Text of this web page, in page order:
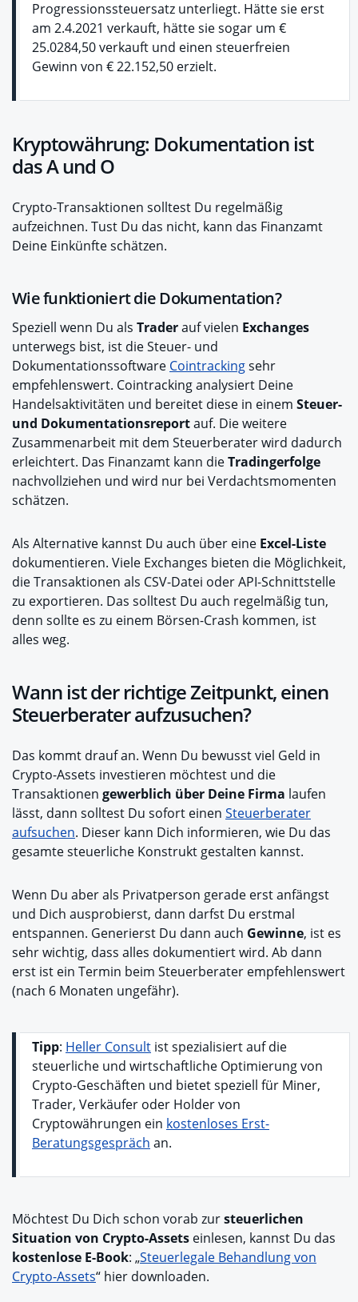
Progressionssteuersatz unterliegt. Hätte sie erst
am 2.4.2021 verkauft, hätte sie sogar um €
25.0284,50 verkauft und einen steuerfreien
Gewinn von € 22.152,50 erzielt.
Kryptowährung: Dokumentation ist
das A und O
Crypto-Transaktionen solltest Du regelmäßig
aufzeichnen. Tust Du das nicht, kann das Finanzamt
Deine Einkünfte schätzen.
Wie funktioniert die Dokumentation?
Speziell wenn Du als Traderauf vielen Exchanges
unterwegs bist, ist die Steuer- und
Dokumentationssoftware Cointrackingsehr
empfehlenswert. Cointracking analysiert Deine
Handelsaktivitäten und bereitet diese in einem Steuer-
und Dokumentationsreportauf. Die weitere
Zusammenarbeit mit dem Steuerberater wird dadurch
erleichtert. Das Finanzamt kann dieTradingerfolge
nachvollziehen und wird nur bei Verdachtsmomenten
schätzen.
Als Alternative kannst Du auch über eine Excel-Liste
dokumentieren. Viele Exchanges bieten die Möglichkeit,
die Transaktionen als CSV-Datei oder API-Schnittstelle
zu exportieren. Das solltest Du auch regelmäßig tun,
denn sollte es zu einem Börsen-Crash kommen, ist
alles weg.
Wann ist der richtige Zeitpunkt, einen
Steuerberater aufzusuchen?
Das kommt drauf an. Wenn Du bewusst viel Geld in
Crypto-Assets investieren möchtest und die
Transaktionen gewerblich über Deine Firma laufen
lässt, dann solltest Du sofort einen Steuerberater
aufsuchen. Dieser kann Dich informieren, wie Du das
gesamte steuerliche Konstrukt gestalten kannst.
Wenn Du aber als Privatperson gerade erst anfängst
und Dich ausprobierst, dann darfst Du erstmal
entspannen. Generierst Du dann auch Gewinne, ist es
sehr wichtig, dass alles dokumentiert wird. Ab dann
erst ist ein Termin beim Steuerberater empfehlenswert
(nach 6 Monaten ungefähr).
Tipp: Heller Consult ist spezialisiert auf die
steuerliche und wirtschaftliche Optimierung von
Crypto-Geschäften und bietet speziell für Miner,
Trader, Verkäufer oder Holder von
Cryptowährungen ein kostenloses Erst-
Beratungsgespräch an.
Möchtest Du Dich schon vorab zursteuerlichen
Situation von Crypto-Assets einlesen, kannst Du das
kostenlose E-Book: „Steuerlegale Behandlung von
Crypto-Assets“ hier downloaden.